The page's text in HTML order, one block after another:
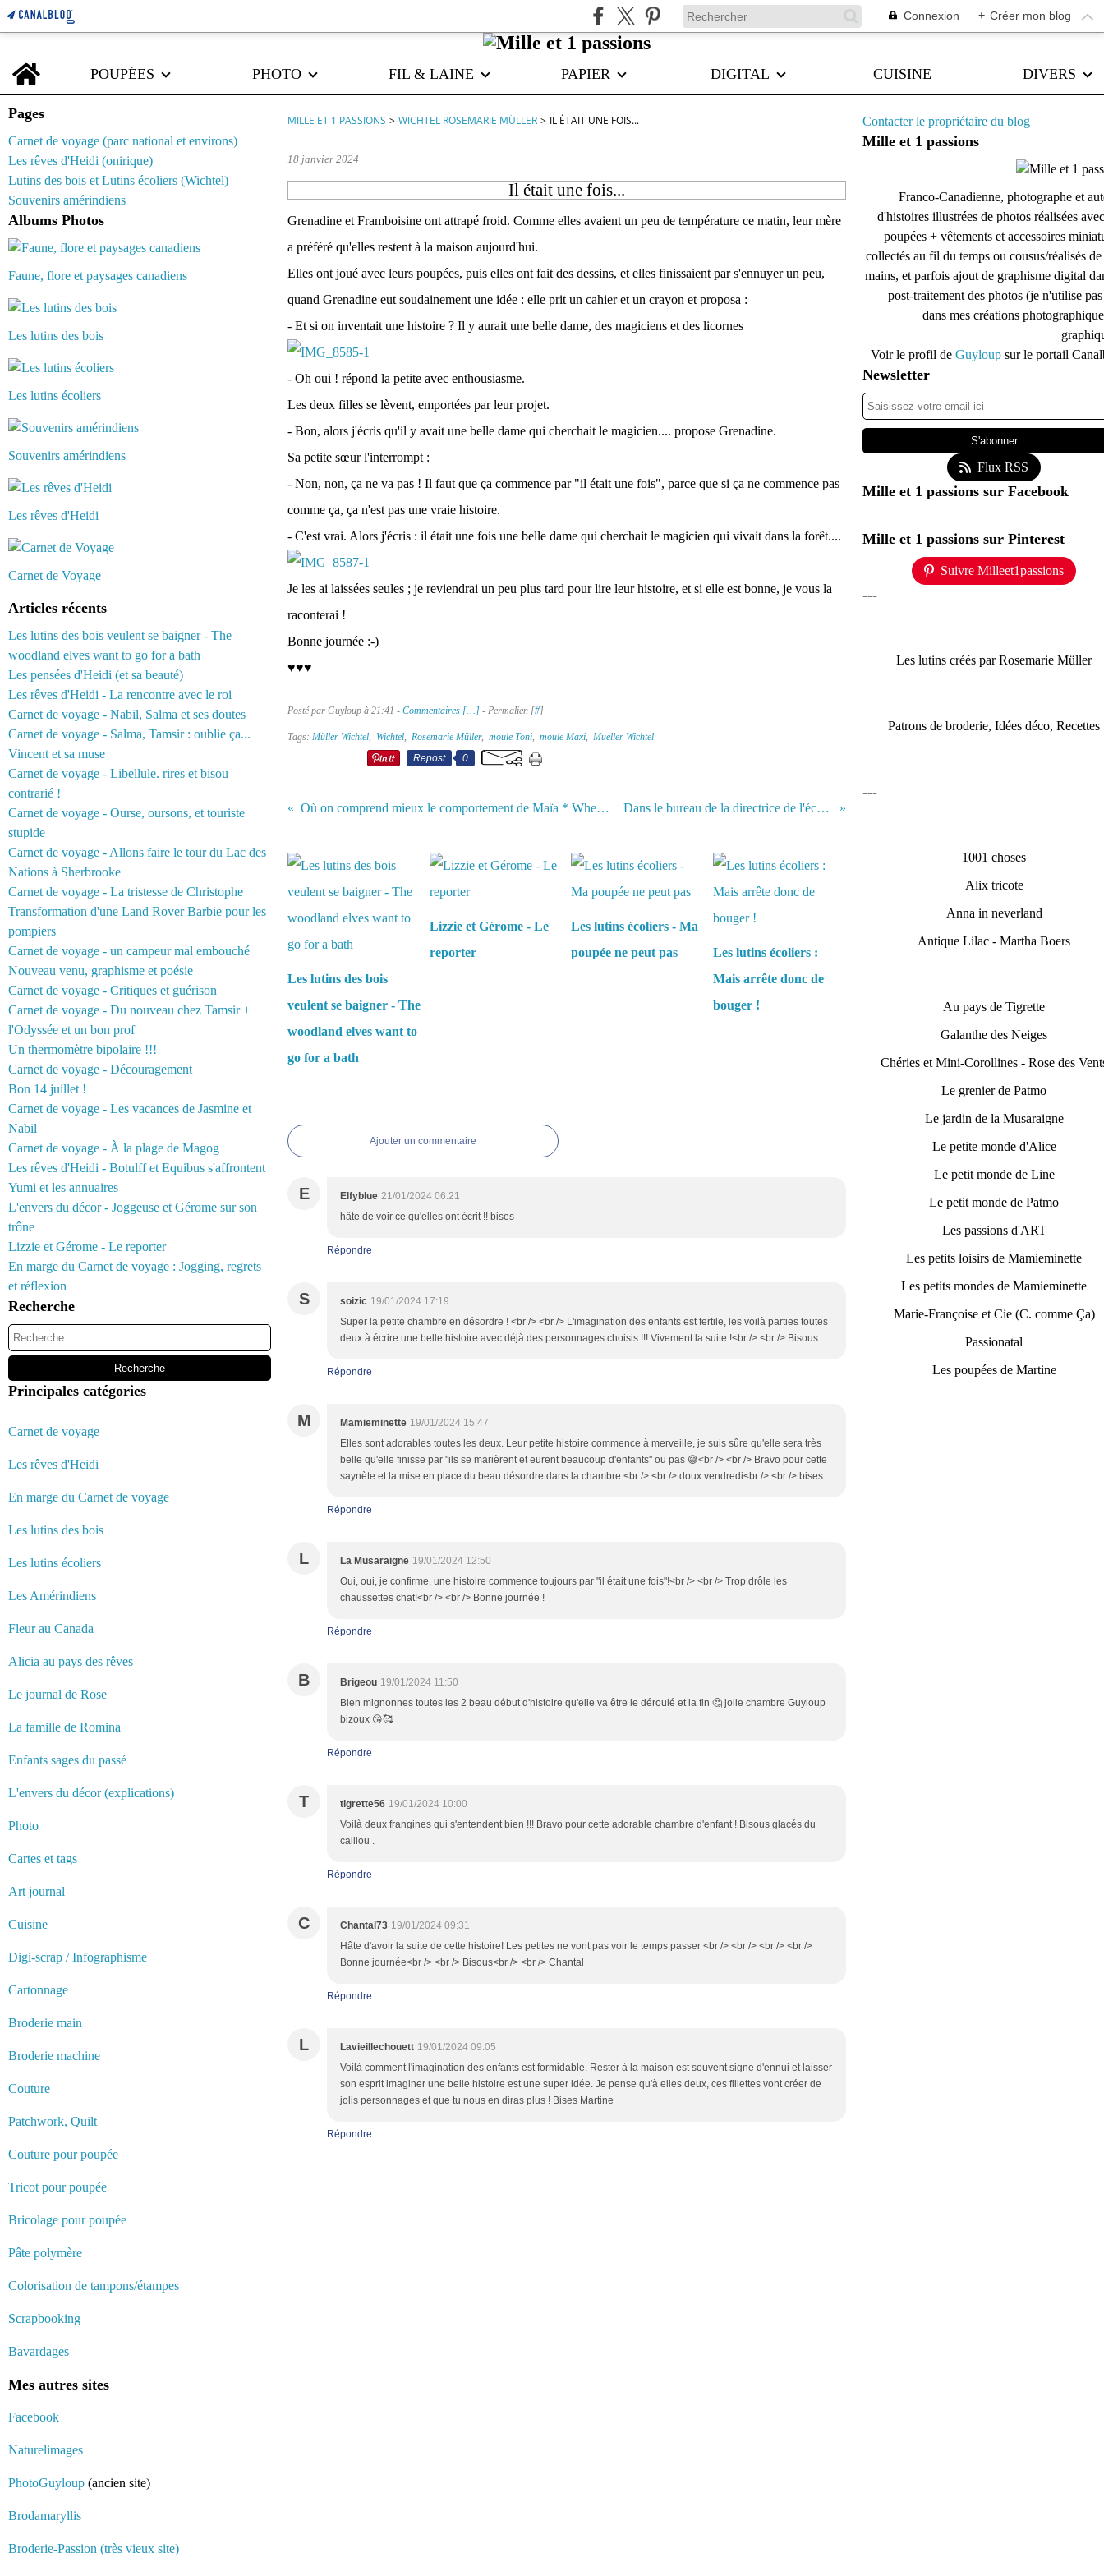
Connexion + Créer mon blog
Home
POUPÉES
PHOTO FIL & LAINE PAPIER DIGITAL CUISINE DIVERS
Pages
Carnet de voyage (parc national et environs)
Les rêves d'Heidi (onirique)
Lutins des bois et Lutins écoliers (Wichtel)
Souvenirs amérindiens
Albums Photos
Faune, flore et paysages canadiens
Les lutins des bois
Les lutins écoliers
Souvenirs amérindiens
Les rêves d'Heidi
Carnet de Voyage
Articles récents
Les lutins des bois veulent se baigner - The
woodland elves want to go for a bath
Les pensées d'Heidi (et sa beauté)
Les rêves d'Heidi - La rencontre avec le roi
Carnet de voyage - Nabil, Salma et ses doutes
Carnet de voyage - Salma, Tamsir : oublie ça...
Vincent et sa muse
Carnet de voyage - Libellule. rires et bisou
contrarié !
Carnet de voyage - Ourse, oursons, et touriste
stupide
Carnet de voyage - Allons faire le tour du Lac des
Nations à Sherbrooke
Carnet de voyage - La tristesse de Christophe
Transformation d'une Land Rover Barbie pour les
pompiers
Carnet de voyage - un campeur mal embouché
Nouveau venu, graphisme et poésie
Carnet de voyage - Critiques et guérison
Carnet de voyage - Du nouveau chez Tamsir +
l'Odyssée et un bon prof
Un thermomètre bipolaire !!!
Carnet de voyage - Découragement
Bon 14 juillet !
Carnet de voyage - Les vacances de Jasmine et
Nabil
Carnet de voyage - À la plage de Magog
Les rêves d'Heidi - Botulff et Equibus s'affrontent
Yumi et les annuaires
L'envers du décor - Joggeuse et Gérome sur son
trône
Lizzie et Gérome - Le reporter
En marge du Carnet de voyage : Jogging, regrets
et réflexion
Recherche
Principales catégories
Carnet de voyage
Les rêves d'Heidi
En marge du Carnet de voyage
Les lutins des bois
Les lutins écoliers
Les Amérindiens
Fleur au Canada
Alicia au pays des rêves
Le journal de Rose
La famille de Romina
Enfants sages du passé
L'envers du décor (explications)
Photo
Cartes et tags
Art journal
Cuisine
Digi-scrap / Infographisme
Cartonnage
Broderie main
Broderie machine
Couture
Patchwork, Quilt
Couture pour poupée
Tricot pour poupée
Bricolage pour poupée
Pâte polymère
Colorisation de tampons/étampes
Scrapbooking
Bavardages
Mes autres sites
Facebook
Naturelimages
PhotoGuyloup (ancien site)
Brodamaryllis
Broderie-Passion (très vieux site)
MILLE ET 1 PASSIONS > WICHTEL ROSEMARIE MÜLLER > IL ÉTAIT UNE FOIS...
18 janvier 2024
Il était une fois...
Grenadine et Framboisine ont attrapé froid. Comme elles avaient un peu de température ce matin, leur mère
a préféré qu'elles restent à la maison aujourd'hui.
Elles ont joué avec leurs poupées, puis elles ont fait des dessins, et elles finissaient par s'ennuyer un peu,
quand Grenadine eut soudainement une idée : elle prit un cahier et un crayon et proposa :
- Et si on inventait une histoire ? Il y aurait une belle dame, des magiciens et des licornes
- Oh oui ! répond la petite avec enthousiasme.
Les deux filles se lèvent, emportées par leur projet.
- Bon, alors j'écris qu'il y avait une belle dame qui cherchait le magicien.... propose Grenadine.
Sa petite sœurl'interrompt :
- Non, non, ça ne va pas ! Il faut que ça commence par "il était une fois", parce que si ça ne commence pas
comme ça, ça n'est pas une vraie histoire.
- C'est vrai. Alors j'écris : il était une fois une belle dame qui cherchait le magicien qui vivait dans la forêt....
Je les ai laissées seules ; je reviendrai un peu plus tard pour lire leur histoire, et si elle est bonne, je vous la
raconterai !
Bonne journée :-)
♥♥♥
Posté par Guyloup à 21:41 - Commentaires […] - Permalien [#]
Tags: Müller Wichtel, Wichtel, Rosemarie Müller, moule Toni, moule Maxi, Mueller Wichtel
Repost
0
Où on comprend mieux le comportement de Maïa * Where we better understand Maïa’s behavior Dans le bureau de la directrice de l'école, de l'espoir plein les yeux
Les lutins des bois
veulent se baigner - The
woodland elves want to
go for a bath
Lizzie et Gérome - Le
reporter
Les lutins écoliers - Ma
poupée ne peut pas
Les lutins écoliers :
Mais arrête donc de
bouger !
Ajouter un commentaire
E Elfyblue 21/01/2024 06:21
hâte de voir ce qu'elles ont écrit !! bises
Répondre
S soizic 19/01/2024 17:19
Super la petite chambre en désordre ! <br /> <br /> L'imagination des enfants est fertile, les voilà parties toutes
deux à écrire une belle histoire avec déjà des personnages choisis !!! Vivement la suite !<br /> <br /> Bisous
Répondre
M Mamieminette 19/01/2024 15:47
Elles sont adorables toutes les deux. Leur petite histoire commence à merveille, je suis sûre qu'elle sera très
belle qu'elle finisse par "ils se marièrent et eurent beaucoup d'enfants" ou pas 😅<br /> <br /> Bravo pour cette
saynète et la mise en place du beau désordre dans la chambre.<br /> <br /> doux vendredi<br /> <br /> bises
Répondre
L La Musaraigne 19/01/2024 12:50
Oui, oui, je confirme, une histoire commence toujours par "il était une fois"!<br /> <br /> Trop drôle les
chaussettes chat!<br /> <br /> Bonne journée !
Répondre
B Brigeou 19/01/2024 11:50
Bien mignonnes toutes les 2 beau début d'histoire qu'elle va être le déroulé et la fin 🤔 jolie chambre Guyloup
bizoux 😘🥰
Répondre
T tigrette56 19/01/2024 10:00
Voilà deux frangines qui s'entendent bien !!! Bravo pour cette adorable chambre d'enfant ! Bisous glacés du
caillou .
Répondre
C Chantal73 19/01/2024 09:31
Hâte d'avoir la suite de cette histoire! Les petites ne vont pas voir le temps passer <br /> <br /> <br /> <br />
Bonne journée<br /> <br /> Bisous<br /> <br /> Chantal
Répondre
L Lavieillechouett 19/01/2024 09:05
Voilà comment l'imagination des enfants est formidable. Rester à la maison est souvent signe d'ennui et laisser
son esprit imaginer une belle histoire est une super idée. Je pense qu'à elles deux, ces fillettes vont créer de
jolis personnages et que tu nous en diras plus ! Bises Martine
Répondre
Contacter le propriétaire du blog
Mille et 1 passions
Franco-Canadienne, photographe et
d'histoires illustrées de photos réalisées
poupées + vêtements et accessoires
collectés au fil du temps ou cousus/réalisés de
mains, et parfois ajout de graphisme digital
post-traitement des photos (je n'utilise
dans mes créations
Voir le profil de Guyloup sur le portail
Newsletter
Flux RSS
Mille et 1 passions sur Facebook
Mille et 1 passions sur Pinterest
Suivre Milleet1passions
---
Les lutins créés par Rosemarie Müller
Patrons de broderie, Idées déco, Recettes
---
1001 choses
Alix tricote
Anna in neverland
Antique Lilac - Martha Boers
Au pays de Tigrette
Galanthe des Neiges
Chéries et Mini-Corollines - Rose des
Le grenier de Patmo
Le jardin de la Musaraigne
Le petite monde d'Alice
Le petit monde de Line
Le petit monde de Patmo
Les passions d'ART
Les petits loisirs de Mamieminette
Les petits mondes de Mamieminette
Marie-Françoise et Cie (C. comme Ça)
Passionatal
Les poupées de Martine